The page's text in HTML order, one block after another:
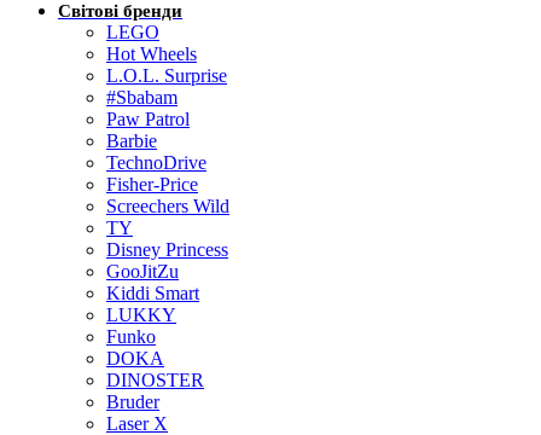
Світові бренди
LEGO
Hot Wheels
L.O.L. Surprise
#Sbabam
Paw Patrol
Barbie
TechnoDrive
Fisher-Price
Screechers Wild
TY
Disney Princess
GooJitZu
Kiddi Smart
LUKKY
Funko
DOKA
DINOSTER
Bruder
Laser X